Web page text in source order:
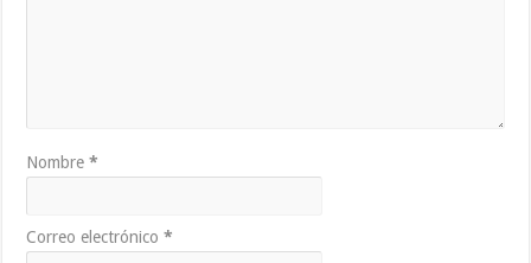
Nombre*
Correo electrónico*